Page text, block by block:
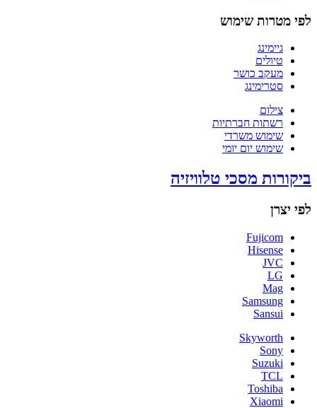
לפי מטרות שימוש
גיימינג
טיולים
מעקב כושר
סטרימינג
צילום
רשתות חברתיות
שימוש משרדי
שימוש יום יומי
ביקורות מסכי טלוויזיה
לפי יצרן
Fujicom
Hisense
JVC
LG
Mag
Samsung
Sansui
Skyworth
Sony
Suzuki
TCL
Toshiba
Xiaomi